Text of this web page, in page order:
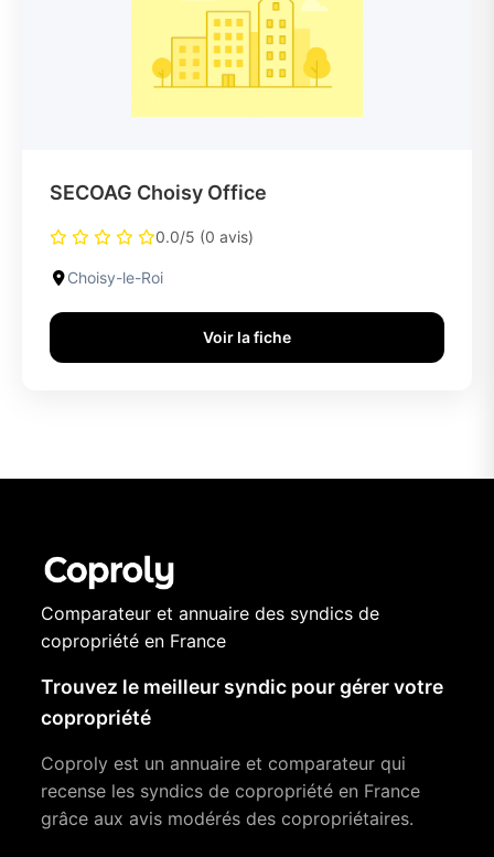
SECOAG Choisy Office
0.0/5 (0 avis)
Choisy-le-Roi
Voir la fiche
Comparateur et annuaire des syndics de
copropriété en France
Trouvez le meilleur syndic pour gérer votre
copropriété
Coproly est un annuaire et comparateur qui
recense les syndics de copropriété en France
grâce aux avis modérés des copropriétaires.